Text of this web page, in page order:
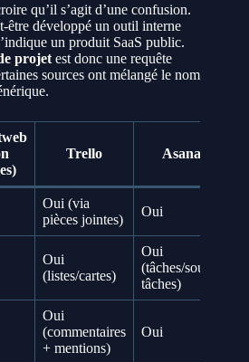
qu’il s’agit d’une confusion.
être développé un outil interne
un produit SaaS public.
projet est donc une requête
sources ont mélangé le nom
Trello Asana
Oui (via
pièces jointes)
Oui
Oui
(listes/cartes)
Oui
(tâches/sous-
tâches)
Oui
(commentaires
+ mentions)
Oui